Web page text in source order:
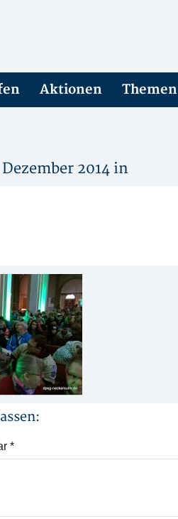
Aktionen Themen
2014 in
*